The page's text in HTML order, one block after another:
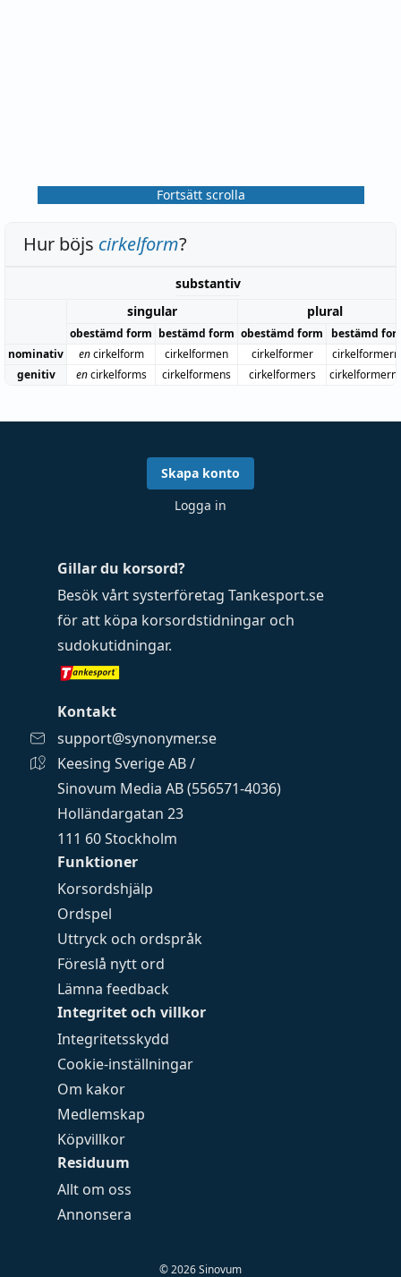
Fortsätt scrolla
Hur böjs cirkelform?
substantiv
singular
plural
obestämd form bestämd form obestämd form
bestämd
nominativ
encirkelform cirkelformen cirkelformer
genitiv
encirkelforms cirkelformens cirkelformers
Funktioner
Korsordshjälp
Ordspel
Uttryck och ordspråk
Föreslå nytt ord
Lämna feedback
Integritet och villkor
Integritetsskydd
Cookie-inställningar
Om kakor
Medlemskap
Köpvillkor
Residuum
Allt om oss
Annonsera
Gillar du korsord?
Besök vårt systerföretag Tankesport.se
för att köpa korsordstidningar och
sudokutidningar.
Kontakt
support@synonymer.se
Keesing Sverige AB /
Sinovum Media AB (556571-4036)
Holländargatan 23
111 60 Stockholm
Skapa konto
Logga in
©2026Sinovum